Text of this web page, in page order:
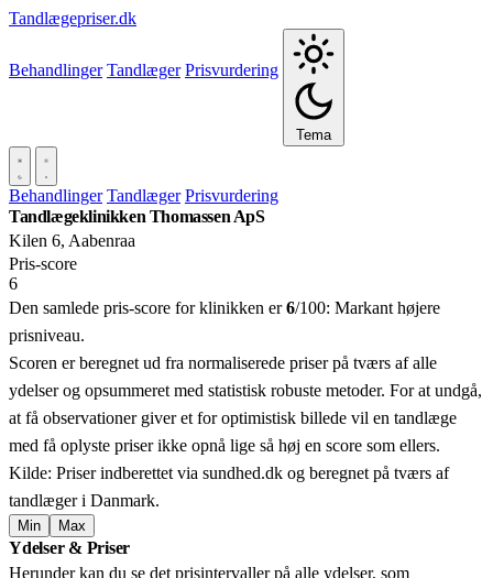
Tandlægepriser.dk
Behandlinger Tandlæger Prisvurdering
Tema
Behandlinger Tandlæger Prisvurdering
Tandlægeklinikken Thomassen ApS
Kilen 6, Aabenraa
Pris‑score
6
Den samlede pris-score for klinikken er6/100: Markant højere
prisniveau.
Scoren er beregnet ud fra normaliserede priser på tværs af alle
ydelser og opsummeret med statistisk robuste metoder. For at undgå,
at få observationer giver et for optimistisk billede vil en tandlæge
med få oplyste priser ikke opnå lige så høj en score som ellers.
Kilde: Priser indberettet via sundhed.dk og beregnet på tværs af
tandlæger i Danmark.
Min Max
+
Ydelser & Priser
Herunder kan du se det prisintervaller på alle ydelser, som